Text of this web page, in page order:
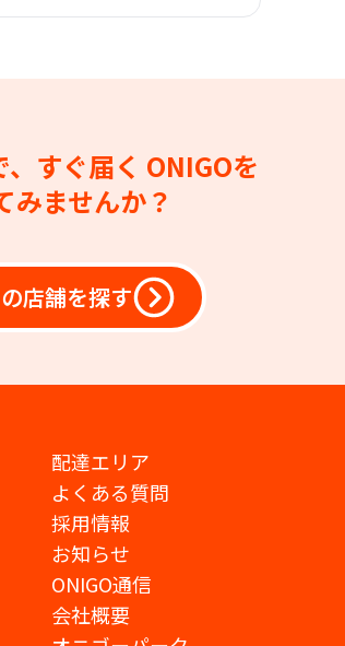
すぐ届く ONIGOを
みませんか？
店舗を探す
配達エリア
よくある質問
採用情報
お知らせ
ONIGO通信
会社概要